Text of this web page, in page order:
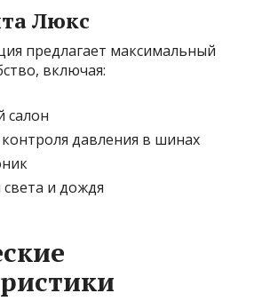
Люкс
предлагает максимальный
включая:
салон
давления в шинах
и дождя